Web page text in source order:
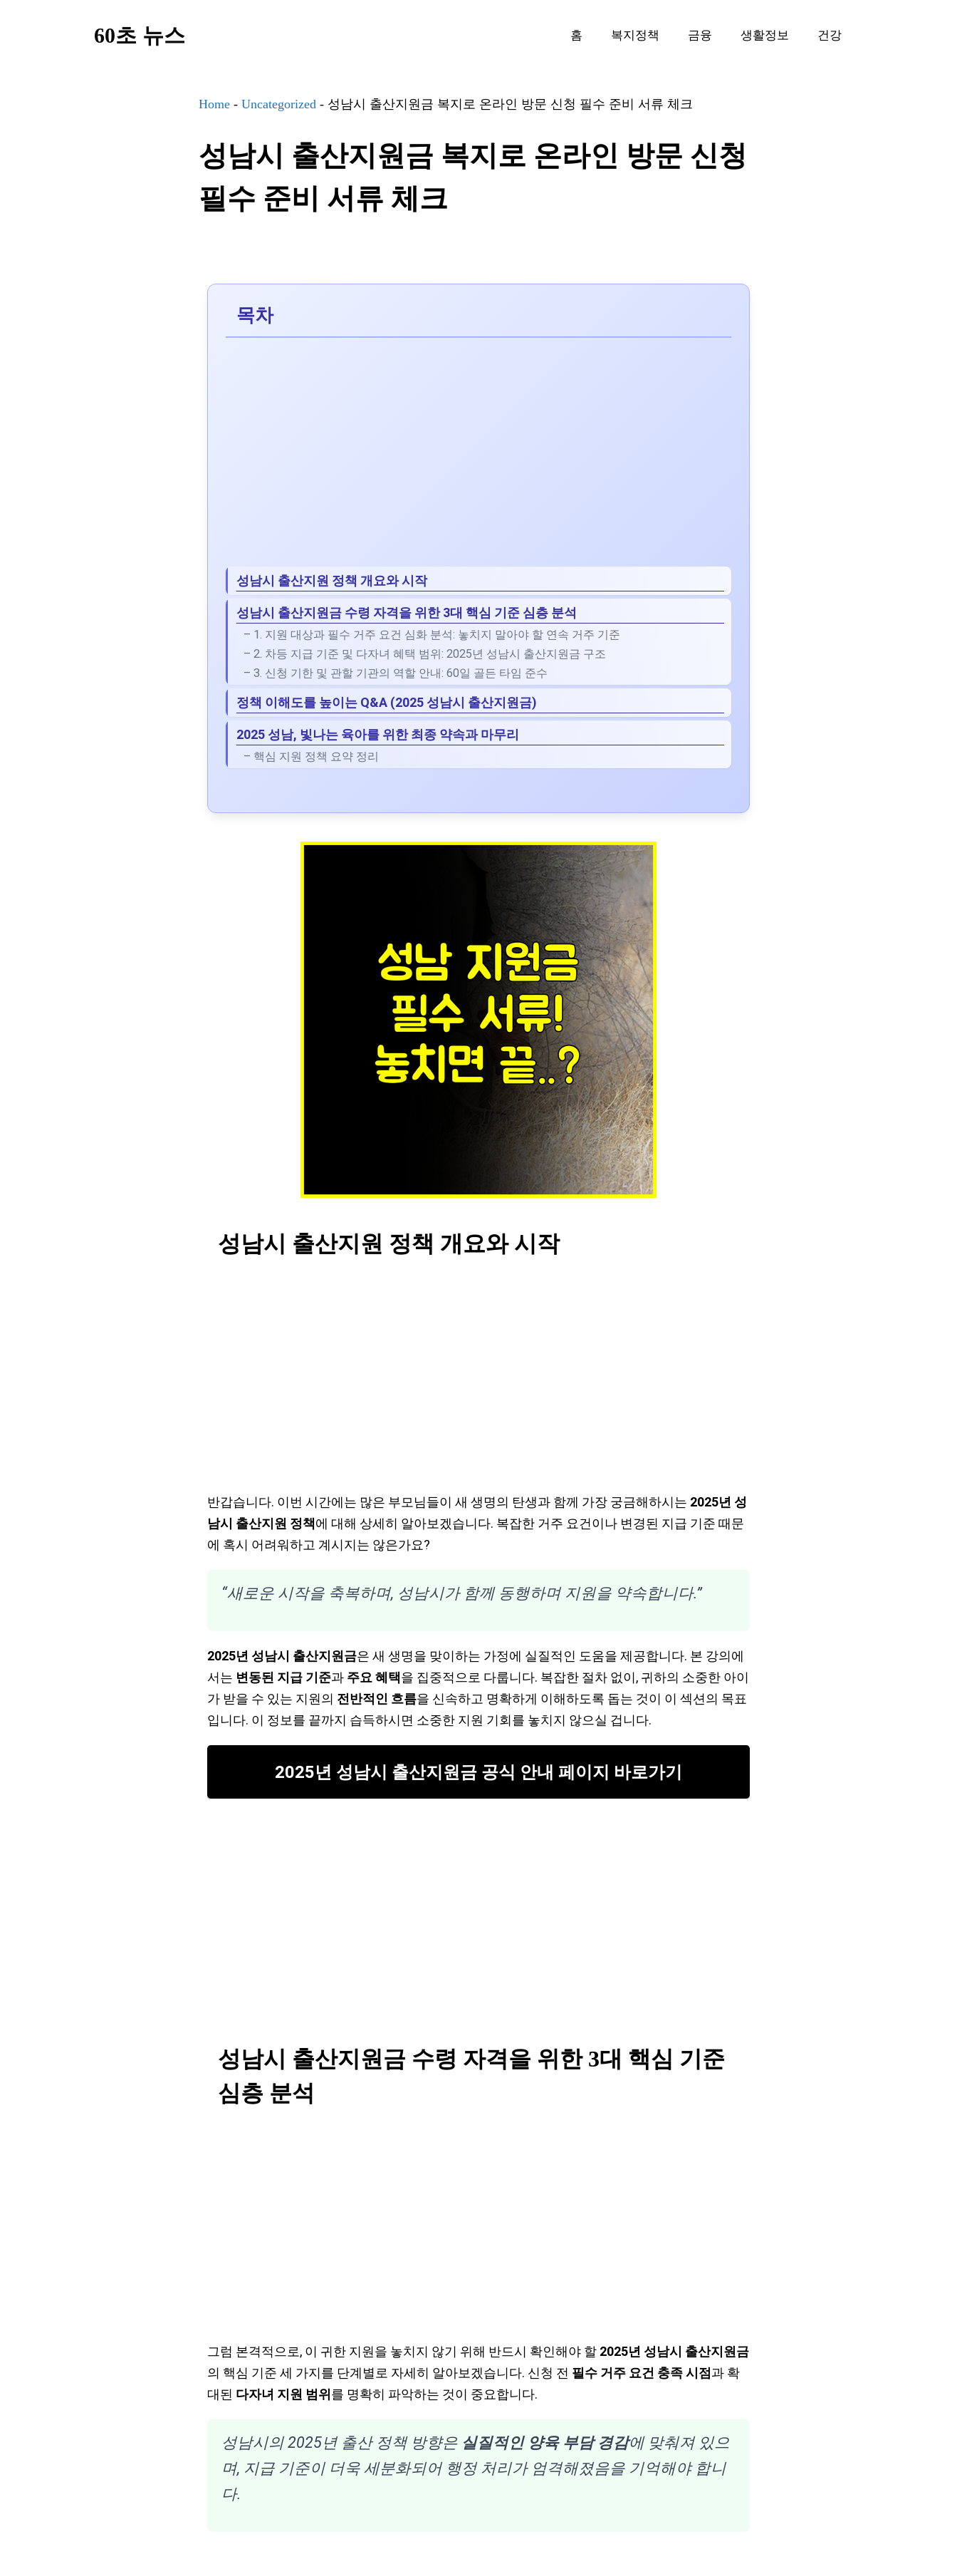
60초 뉴스 홈 복지정책 금융 생활정보 건강
Home - Uncategorized - 성남시 출산지원금 복지로 온라인 방문 신청 필수 준비 서류 체크
성남시 출산지원금 복지로 온라인 방문 신청
필수 준비 서류 체크
목차
성남시 출산지원 정책 개요와 시작
성남시 출산지원금 수령 자격을 위한 3대 핵심 기준 심층 분석
– 1. 지원 대상과 필수 거주 요건 심화 분석: 놓치지 말아야 할 연속 거주 기준
– 2. 차등 지급 기준 및 다자녀 혜택 범위: 2025년 성남시 출산지원금 구조
– 3. 신청 기한 및 관할 기관의 역할 안내: 60일 골든 타임 준수
정책 이해도를 높이는 Q&A (2025 성남시 출산지원금)
2025 성남, 빛나는 육아를 위한 최종 약속과 마무리
– 핵심 지원 정책 요약 정리
성남시 출산지원 정책 개요와 시작
반갑습니다. 이번 시간에는 많은 부모님들이 새 생명의 탄생과 함께 가장 궁금해하시는 2025년 성
남시 출산지원 정책에 대해 상세히 알아보겠습니다. 복잡한 거주 요건이나 변경된 지급 기준 때문
에 혹시 어려워하고 계시지는 않은가요?
“새로운 시작을 축복하며, 성남시가 함께 동행하며 지원을 약속합니다.”
2025년 성남시 출산지원금은 새 생명을 맞이하는 가정에 실질적인 도움을 제공합니다. 본 강의에
서는 변동된 지급 기준과 주요 혜택을 집중적으로 다룹니다. 복잡한 절차 없이, 귀하의 소중한 아이
가 받을 수 있는 지원의 전반적인 흐름을 신속하고 명확하게 이해하도록 돕는 것이 이 섹션의 목표
입니다. 이 정보를 끝까지 습득하시면 소중한 지원 기회를 놓치지 않으실 겁니다.
2025년 성남시 출산지원금 공식 안내 페이지 바로가기
성남시 출산지원금 수령 자격을 위한 3대 핵심 기준
심층 분석
그럼 본격적으로, 이 귀한 지원을 놓치지 않기 위해 반드시 확인해야 할 2025년 성남시 출산지원금
의 핵심 기준 세 가지를 단계별로 자세히 알아보겠습니다. 신청 전 필수 거주 요건 충족 시점 과 확
대된 다자녀 지원 범위 를 명확히 파악하는 것이 중요합니다.
성남시의 2025년 출산 정책 방향은 실질적인 양육 부담 경감에 맞춰져 있으
며, 지급 기준이 더욱 세분화되어 행정 처리가 엄격해졌음을 기억해야 합니
다.